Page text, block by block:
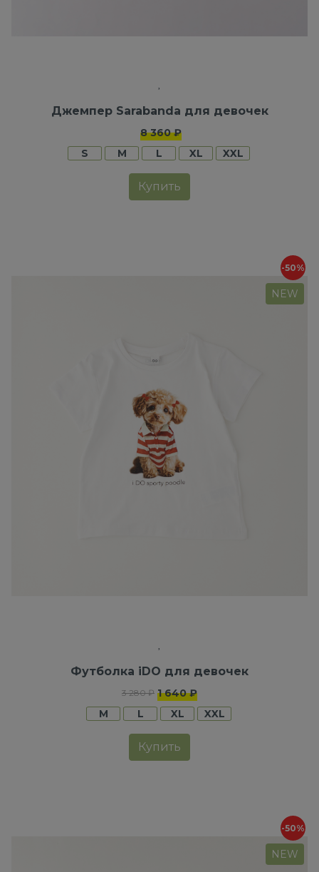
Джемпер Sarabanda для девочек
8 360 ₽
S
M L XL XXL
Купить
-50%
NEW
Футболка iDO для девочек
3 280 ₽ 1 640 ₽
M
L XL XXL
Купить
-50%
NEW